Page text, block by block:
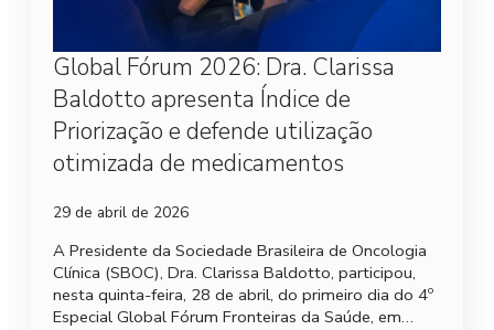
Global Fórum 2026: Dra. Clarissa
Baldotto apresenta Índice de
Priorização e defende utilização
otimizada de medicamentos
29 de abril de 2026
A Presidente da Sociedade Brasileira de Oncologia
Clínica (SBOC), Dra. Clarissa Baldotto, participou,
nesta quinta-feira, 28 de abril, do primeiro dia do 4º
Especial Global Fórum Fronteiras da Saúde, em…